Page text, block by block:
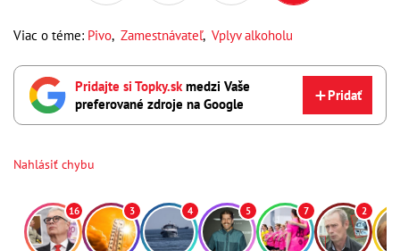
Viac o téme: Pivo, Zamestnávateľ, Vplyv alkoholu
Pridajte si Topky.sk medzi Vaše
preferované zdroje na Google
Pridať
Nahlásiť chybu
16 3 4 5 7 2